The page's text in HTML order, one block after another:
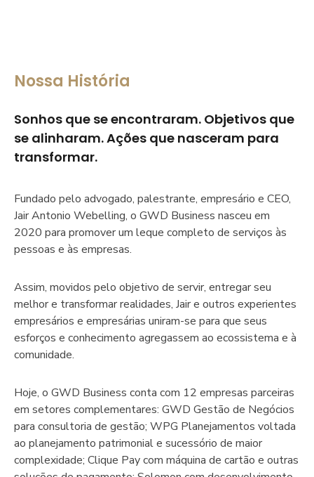
Nossa História
Sonhos que se encontraram. Objetivos que
se alinharam. Ações que nasceram para
transformar.
Fundado pelo advogado, palestrante, empresário e CEO,
Jair Antonio Webelling, o GWD Business nasceu em
2020 para promover um leque completo de serviços às
pessoas e às empresas.
Assim, movidos pelo objetivo de servir, entregar seu
melhor e transformar realidades, Jair e outros experientes
empresários e empresárias uniram-se para que seus
esforços e conhecimento agregassem ao ecossistema e à
comunidade.
Hoje, o GWD Business conta com 12 empresas parceiras
em setores complementares: GWD Gestão de Negócios
para consultoria de gestão; WPG Planejamentos voltada
ao planejamento patrimonial e sucessório de maior
complexidade; Clique Pay com máquina de cartão e outras